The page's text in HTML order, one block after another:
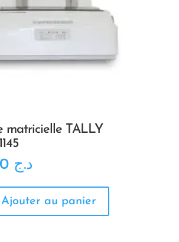
matricielle TALLY
د.ج 58.900,00
Ajouter au panier